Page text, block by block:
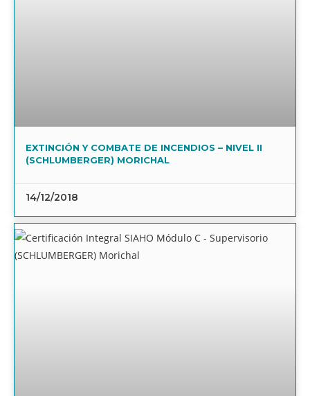
EXTINCIÓN Y COMBATE DE INCENDIOS – NIVEL II
(SCHLUMBERGER) MORICHAL
14/12/2018